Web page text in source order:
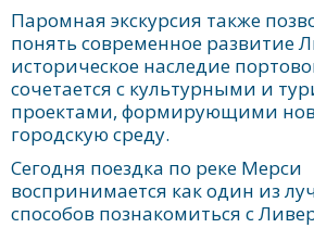
Паромная экскурсия также
понять современное развитие
историческое наследие
сочетается с культурными и
проектами, формирующими
городскую среду.
Сегодня поездка по реке Мерси
воспринимается как один из
способов познакомиться с